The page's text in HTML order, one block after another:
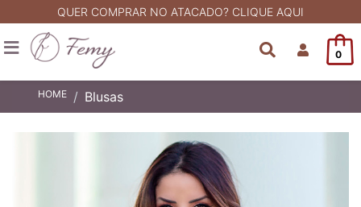
QUER COMPRAR NO ATACADO? CLIQUE AQUI
0
HOME Blusas